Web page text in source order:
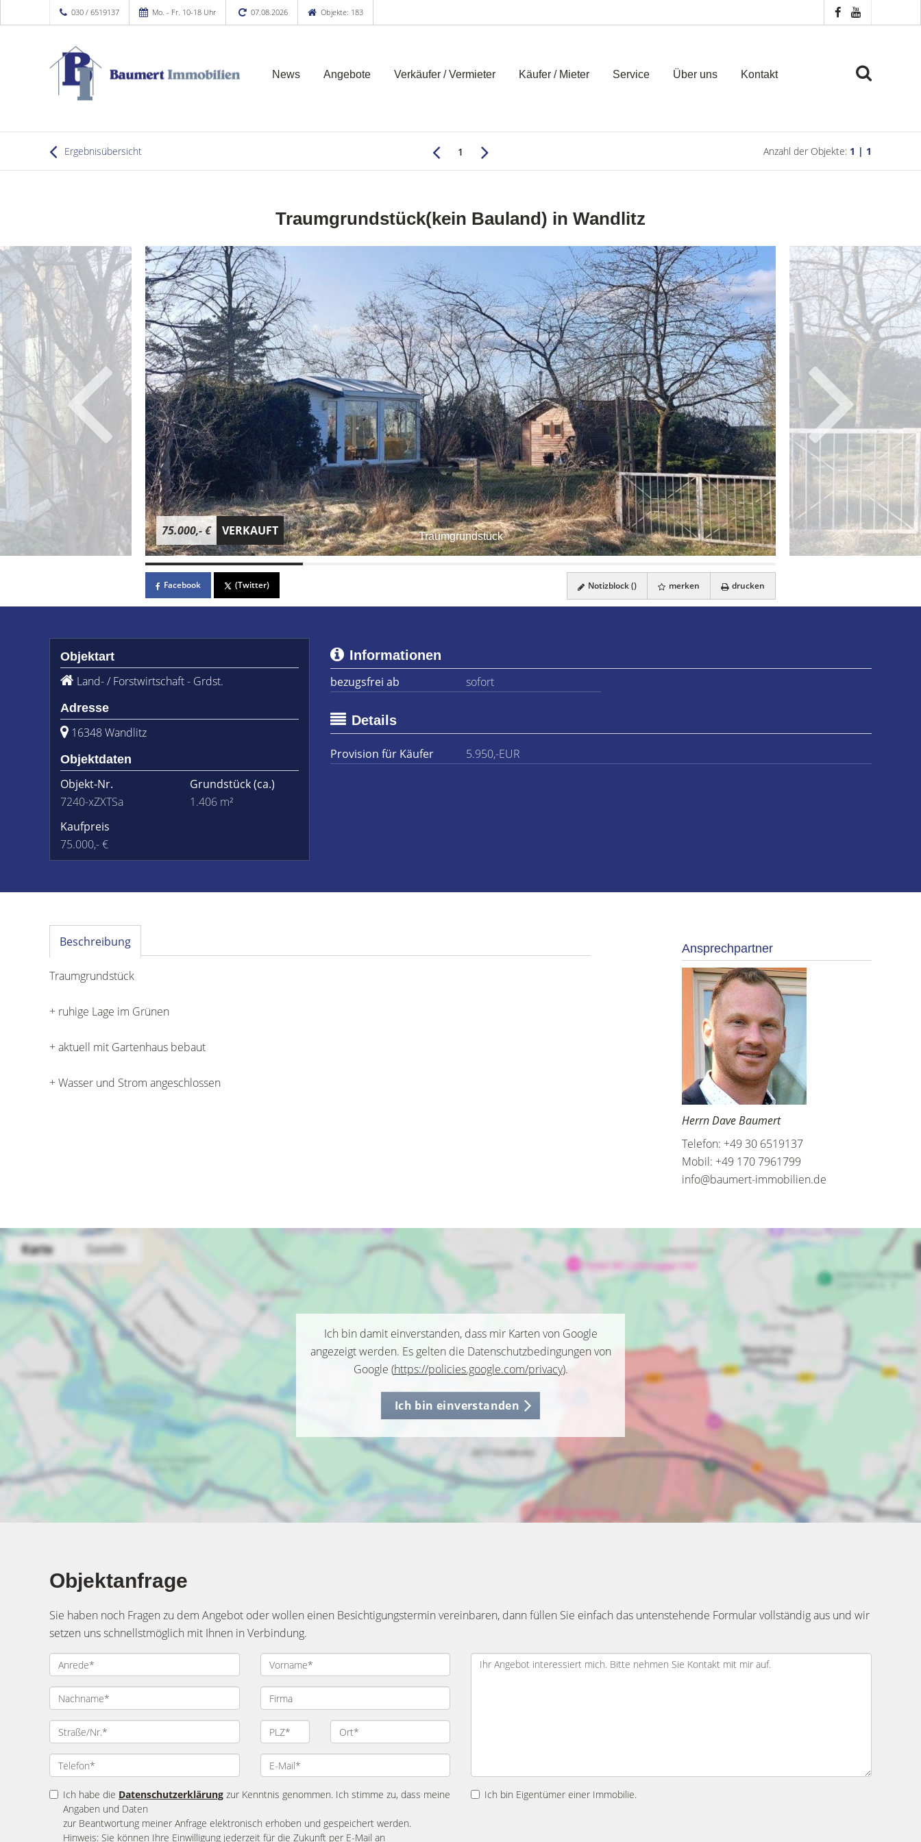
030 / 6519137 Mo. - Fr. 10-18 Uhr 07.08.2026 Objekte: 183
News Angebote Verkäufer / Vermieter Käufer / Mieter Service Über uns Kontakt
Ergebnisübersicht 1 Anzahl der Objekte: 1 | 1
Traumgrundstück(kein Bauland) in Wandlitz
Traumgrundstück
75.000,- € VERKAUFT
Facebook (Twitter) Notizblock () merken drucken
Objektart
Land- / Forstwirtschaft - Grdst.
Adresse
16348 Wandlitz
Objektdaten
Objekt-Nr.
7240-xZXTSa
Grundstück(ca.)
1.406 m²
Kaufpreis
75.000,- €
Informationen
bezugsfrei ab
sofort
Details
Provision für Käufer 5.950,-EUR
Beschreibung
Traumgrundstück
+ ruhige Lage im Grünen
+ aktuell mit Gartenhaus bebaut
+ Wasser und Strom angeschlossen
Ansprechpartner
Herrn Dave Baumert
Telefon: +49 30 6519137
Mobil: +49 170 7961799
info@baumert-immobilien.de
Ich bin damit einverstanden, dass mir Karten von Google
angezeigt werden. Es gelten die Datenschutzbedingungen von
Google (https://policies.google.com/privacy).
Ich bin einverstanden
Objektanfrage
Sie haben noch Fragen zu dem Angebot oder wollen einen Besichtigungstermin vereinbaren, dann füllen Sie einfach das untenstehende Formular vollständig aus und wir
setzen uns schnellstmöglich mit Ihnen in Verbindung.
Ich habe die Datenschutzerklärung zur Kenntnis genommen. Ich stimme zu, dass meine
Angaben und Daten
zur Beantwortung meiner Anfrage elektronisch erhoben und gespeichert werden.
Hinweis: Sie können Ihre Einwilligung jederzeit für die Zukunft per E-Mail an
Ich bin Eigentümer einer Immobilie.